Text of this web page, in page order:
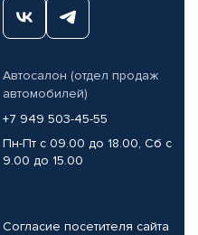
Автосалон (отдел продаж
автомобилей)
+7 949 503-45-55
Пн-Пт с 09.00 до 18.00, Сб с
9.00 до 15.00
Согласие посетителя сайта